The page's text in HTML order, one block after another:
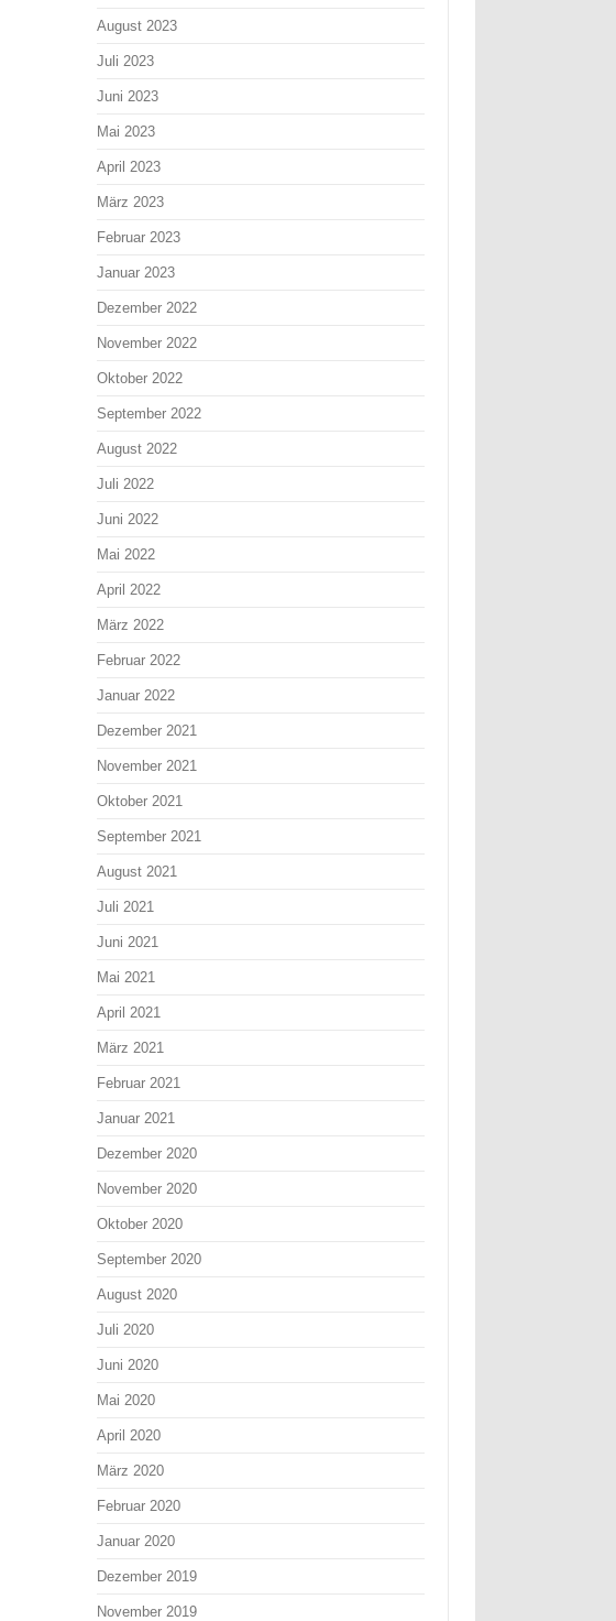
August 2023
Juli 2023
Juni 2023
Mai 2023
April 2023
März 2023
Februar 2023
Januar 2023
Dezember 2022
November 2022
Oktober 2022
September 2022
August 2022
Juli 2022
Juni 2022
Mai 2022
April 2022
März 2022
Februar 2022
Januar 2022
Dezember 2021
November 2021
Oktober 2021
September 2021
August 2021
Juli 2021
Juni 2021
Mai 2021
April 2021
März 2021
Februar 2021
Januar 2021
Dezember 2020
November 2020
Oktober 2020
September 2020
August 2020
Juli 2020
Juni 2020
Mai 2020
April 2020
März 2020
Februar 2020
Januar 2020
Dezember 2019
November 2019